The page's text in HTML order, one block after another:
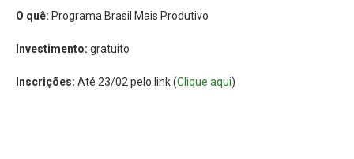
O quê: Programa Brasil Mais Produtivo
Investimento: gratuito
Inscrições: Até 23/02 pelo link (Clique aqui)